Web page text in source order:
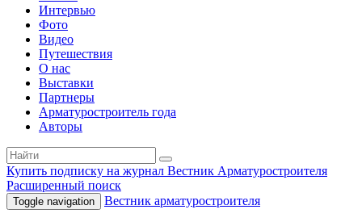
Интервью
Фото
Видео
Путешествия
О нас
Выставки
Партнеры
Арматуростроитель года
Авторы
Купить подписку на журнал Вестник Арматуростроителя
Расширенный поиск
Toggle navigation Вестник арматуростроителя